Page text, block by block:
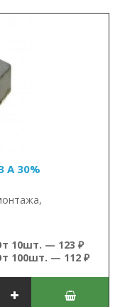
А 30%
10шт. — 123 ₽
100шт. — 112 ₽